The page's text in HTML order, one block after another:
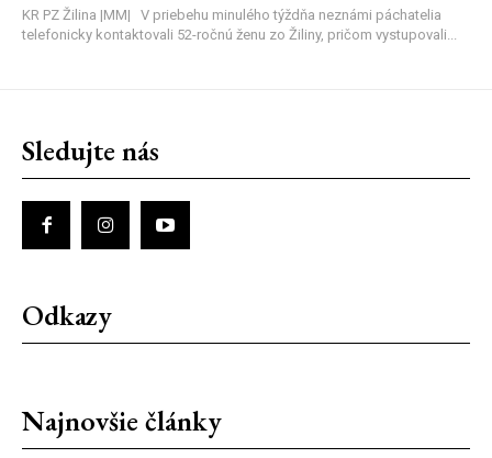
KR PZ Žilina |MM| V priebehu minulého týždňa neznámi páchatelia
telefonicky kontaktovali 52-ročnú ženu zo Žiliny, pričom vystupovali...
Sledujte nás
Odkazy
Najnovšie články